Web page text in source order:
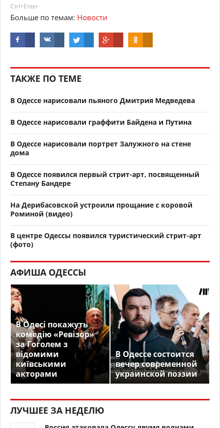
Ctrl+Enter
Больше по темам: Новости
ТАКЖЕ ПО ТЕМЕ
В Одессе нарисовали пьяного Дмитрия Медведева
В Одессе нарисовали граффити Байдена и Путина
В Одессе нарисовали портрет Залужного на стене
дома
В Одессе появился первый стрит-арт, посвященный
Степану Бандере
На Дерибасовской устроили прощание с коровой
Роминой (видео)
В центре Одессы появился туристический стрит-арт
(фото)
АФИША ОДЕССЫ
В Одесі покажуть
комедію «Ревізор»
за Гоголем з
відомими
київськими
акторами
В Одессе состоится
вечер современной
украинской поэзии
ЛУЧШЕЕ ЗА НЕДЕЛЮ